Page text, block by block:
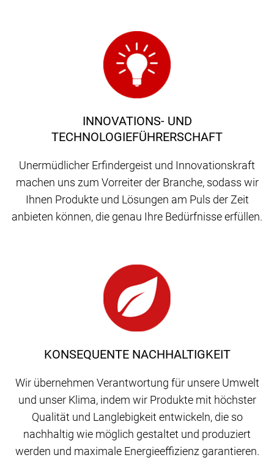
KONSEQUENTE NACHHALTIGKEIT
Wir übernehmen Verantwortung für unsere Umwelt
und unser Klima, indem wir Produkte mit höchster
Qualität und Langlebigkeit entwickeln, die so
nachhaltig wie möglich gestaltet und produziert
werden und maximale Energieeffizienz garantieren.
INNOVATIONS- UND
TECHNOLOGIEFÜHRERSCHAFT
Unermüdlicher Erfindergeist und Innovationskraft
machen uns zum Vorreiter der Branche, sodass wir
Ihnen Produkte und Lösungen am Puls der Zeit
anbieten können, die genau Ihre Bedürfnisse erfüllen.